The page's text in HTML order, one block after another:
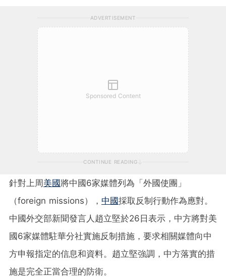
ADVERTISEMENT
Sponsored Content
CONTINUE READING
針對上周美國將中國6家媒體列為「外國使團」
（foreign missions）， 中國採取反制行動作為應對。
中國外交部新聞發言人趙立堅於26日表示，中方將對美
國6家媒體駐華分社實施反制措施，要求相關媒體向中
方申報指定的信息和資料。趙立堅強調，中方落實的措
施是完全正當合理的防衛。